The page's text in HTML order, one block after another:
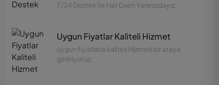
7/24 Destek İle Her Daim Yanınızdayız.
Uygun Fiyatlar Kaliteli Hizmet
uygun fiyatlarla kaliteli Hizmeti bir araya
getiriyoruz.